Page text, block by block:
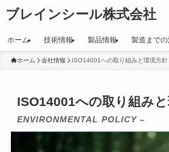
ブレインシール株式会社
ホーム 技術情報 製品情報 製造まで
ホーム 会社情報 ISO14001への取り組みと環境方針
ISO14001への取り組み
ENVIRONMENTAL POLICY –